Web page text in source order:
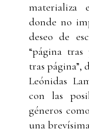
materializa
donde no
deseo de
“página tras
tras página”,
Leónidas
con las
géneros
una